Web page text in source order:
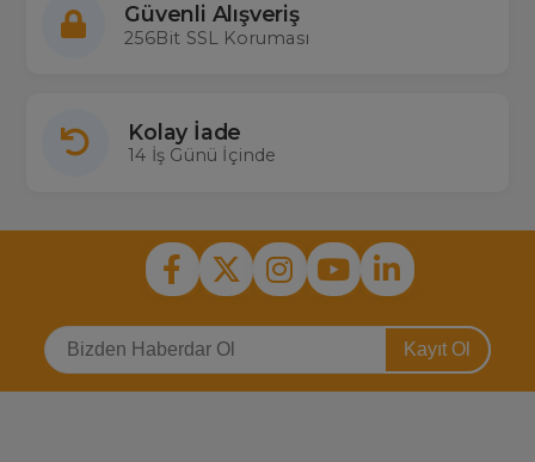
Güvenli Alışveriş
256Bit SSL Koruması
Kolay İade
14 İş Günü İçinde
Kayıt Ol